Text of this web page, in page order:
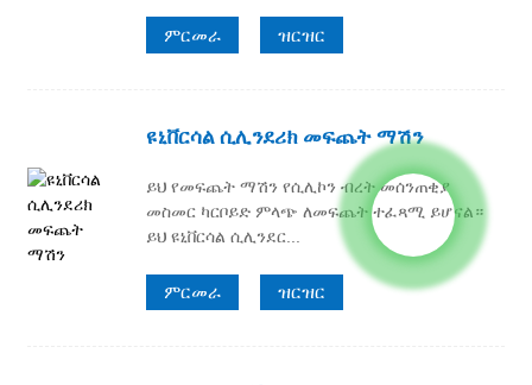
ምርመራ ዝርዝር
ዩኒቨርሳል ሲሊንደሪክ መፍጨት ማሽን
ይህ የመፍጨት ማሽን የሲሊኮን ብረት መሰንጠቂያ
መስመር ካርቦይድ ምላጭ ለመፍጨት ተፈጻሚ ይሆናል።
ይህ ዩኒቨርሳል ሲሊንደር...
ምርመራ ዝርዝር